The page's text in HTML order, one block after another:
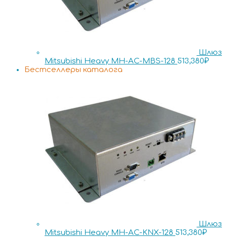
Шлюз
Mitsubishi Heavy MH-AC-MBS-128 513,380₽
Бестселлеры каталога
Шлюз
Mitsubishi Heavy MH-AC-KNX-128 513,380₽